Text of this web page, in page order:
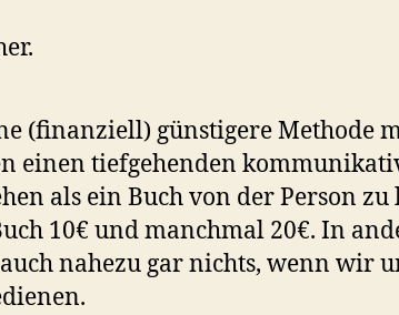
(finanziell) günstigere Methode
einen tiefgehenden
als ein Buch von der Person zu
10€ und manchmal 20€. In
nahezu gar nichts, wenn wir